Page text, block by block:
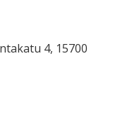
4, 15700